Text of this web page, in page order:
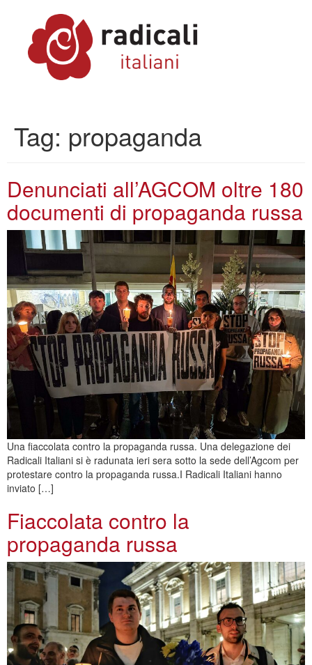
Tag: propaganda
Denunciati all’AGCOM oltre 180
documenti di propaganda russa
Una fiaccolata contro la propaganda russa. Una delegazione dei
Radicali Italiani si è radunata ieri sera sotto la sede dell’Agcom per
protestare contro la propaganda russa.I Radicali Italiani hanno
inviato […]
Fiaccolata contro la
propaganda russa